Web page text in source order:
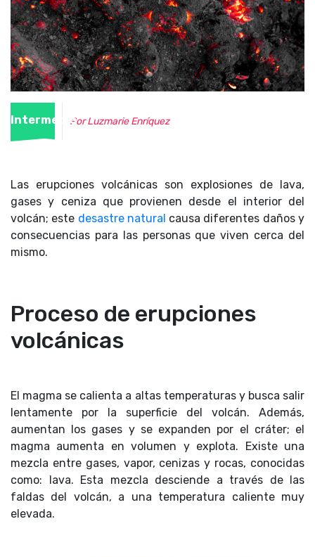
IntermedioPor Luzmarie Enríquez
Las erupciones volcánicas son explosiones de lava,
gases y ceniza que provienen desde el interior del
volcán; este desastre natural causa diferentes daños y
consecuencias para las personas que viven cerca del
mismo.
Proceso de erupciones
volcánicas
El magma se calienta a altas temperaturas y busca salir
lentamente por la superficie del volcán. Además,
aumentan los gases y se expanden por el cráter; el
magma aumenta en volumen y explota. Existe una
mezcla entre gases, vapor, cenizas y rocas, conocidas
como: lava. Esta mezcla desciende a través de las
faldas del volcán, a una temperatura caliente muy
elevada.